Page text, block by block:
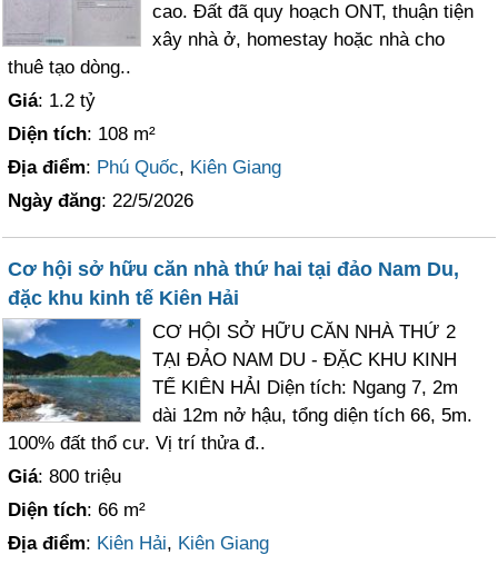
cao. Đất đã quy hoạch ONT, thuận tiện
xây nhà ở, homestay hoặc nhà cho
thuê tạo dòng..
Giá: 1.2 tỷ
Diện tích: 108 m²
Địa điểm: Phú Quốc, Kiên Giang
Ngày đăng: 22/5/2026
Cơ hội sở hữu căn nhà thứ hai tại đảo Nam Du,
đặc khu kinh tế Kiên Hải
CƠ HỘI SỞ HỮU CĂN NHÀ THỨ 2
TẠI ĐẢO NAM DU - ĐẶC KHU KINH
TẾ KIÊN HẢI Diện tích: Ngang 7, 2m
dài 12m nở hậu, tổng diện tích 66, 5m.
100% đất thổ cư. Vị trí thửa đ..
Giá: 800 triệu
Diện tích: 66 m²
Địa điểm: Kiên Hải, Kiên Giang